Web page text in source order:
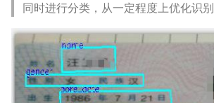
同时进行分类，从一定程度上优化识